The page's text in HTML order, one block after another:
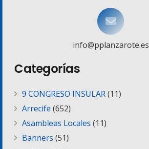
info@pplanzarote.es
Categorías
9 CONGRESO INSULAR(11)
Arrecife (652)
Asambleas Locales (11)
Banners (51)